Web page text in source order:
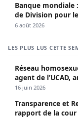
Banque mondiale
de Division pour
6 août 2026
LES PLUS LUS CETTE
Réseau
agent de l’UCAD,
propagé le VIH
16 juin 2026
Transparence et
rapport de la